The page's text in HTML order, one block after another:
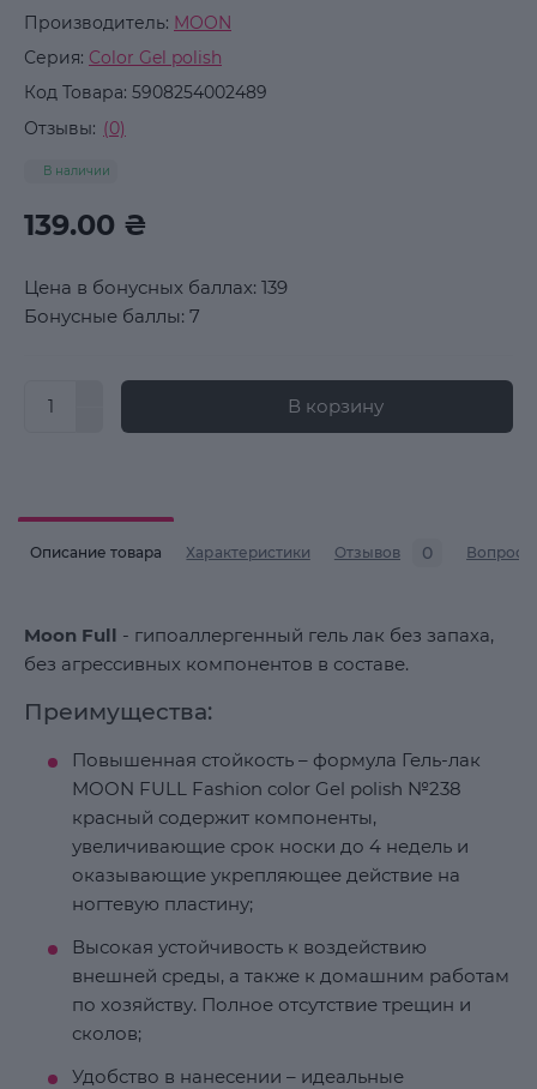
Производитель: MOON
Серия: Color Gel polish
Код Товара: 5908254002489
Отзывы: (0)
В наличии
139.00 ₴
Цена в бонусных баллах: 139
Бонусные баллы: 7
В корзину
Описание товара Характеристики Отзывов 0 Вопросы
Moon Full - гипоаллергенный гель лак без запаха,
без агрессивных компонентов в составе.
Преимущества:
Повышенная стойкость – формула Гель-лак
MOON FULL Fashion color Gel polish №238
красный содержит компоненты,
увеличивающие срок носки до 4 недель и
оказывающие укрепляющее действие на
ногтевую пластину;
Высокая устойчивость к воздействию
внешней среды, а также к домашним работам
по хозяйству. Полное отсутствие трещин и
сколов;
Удобство в нанесении – идеальные